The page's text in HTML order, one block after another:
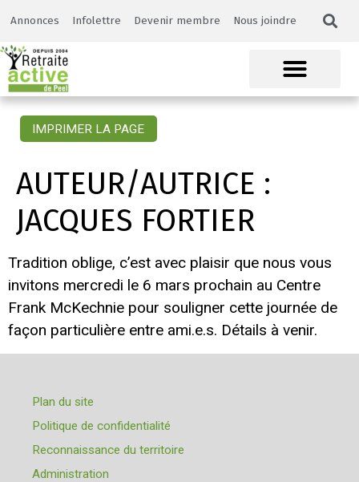
Annonces Infolettre Devenir membre Nous joindre
IMPRIMER LA PAGE
AUTEUR/AUTRICE :
JACQUES FORTIER
Tradition oblige, c’est avec plaisir que nous vous
invitons mercredi le 6 mars prochain au Centre
Frank McKechnie pour souligner cette journée de
façon particulière entre ami.e.s. Détails à venir.
Plan du site
Politique de confidentialité
Reconnaissance du territoire
Administration